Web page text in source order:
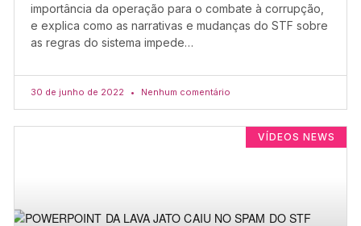
importância da operação para o combate à corrupção,
e explica como as narrativas e mudanças do STF sobre
as regras do sistema impede…
30 de junho de 2022 Nenhum comentário
VÍDEOS NEWS